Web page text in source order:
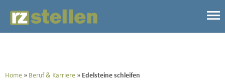
Home Beruf & Karriere Edelsteine schleifen